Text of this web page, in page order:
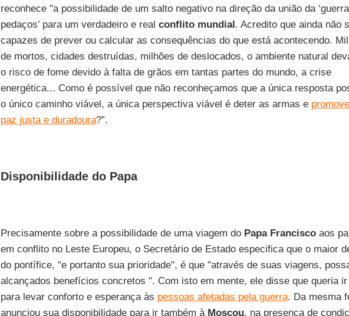
reconhece "a possibilidade de um salto negativo na direção da união da
pedaços’ para um verdadeiro e real conflito mundial. Acredito que ainda não
capazes de prever ou calcular as consequências do que está acontecendo.
de mortos, cidades destruídas, milhões de deslocados, o ambiente natural
o risco de fome devido à falta de grãos em tantas partes do mundo, a crise
energética... Como é possível que não reconheçamos que a única resposta
o único caminho viável, a única perspectiva viável é deter as armas e
paz justa e duradoura?”.
Disponibilidade do Papa
Precisamente sobre a possibilidade de uma viagem do Papa Franciscoaos
em conflito no Leste Europeu, o Secretário de Estado especifica que o maior
do pontífice, "e portanto sua prioridade", é que "através de suas viagens,
alcançados benefícios concretos ". Com isto em mente, ele disse que queria
para levar conforto e esperança às pessoas afetadas pela guerra. Da mesma
anunciou sua disponibilidade para ir também à Moscou, na presença de